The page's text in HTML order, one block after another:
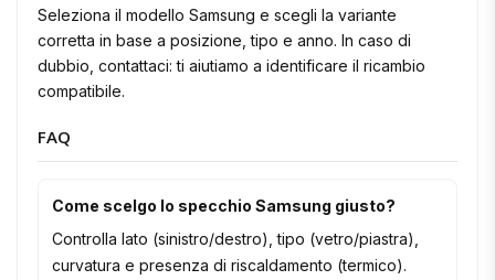
Seleziona il modello Samsung e scegli la variante
corretta in base a posizione, tipo e anno. In caso di
dubbio, contattaci: ti aiutiamo a identificare il ricambio
compatibile.
FAQ
Come scelgo lo specchio Samsung giusto?
Controlla lato (sinistro/destro), tipo (vetro/piastra),
curvatura e presenza di riscaldamento (termico).